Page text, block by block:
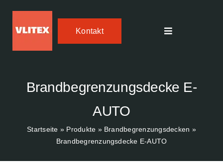
content
Kontakt
Toggle
FIREdown SprayJet HV
Temperature Tracker
Einsatzbereiche
Brandbegrenzungsdecke E-
AUTO
Startseite » Produkte » Brandbegrenzungsdecken »
Brandbegrenzungsdecke E-AUTO